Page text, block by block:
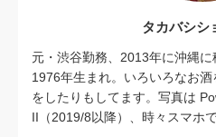
タカバシシ
元・渋谷勤務、2013年に沖縄に
1976年生まれ。いろいろなお
をしたりもしてます。写真は
II（2019/8以降）、時々スマホ